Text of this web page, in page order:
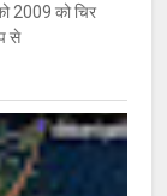
2009 को चिर
से